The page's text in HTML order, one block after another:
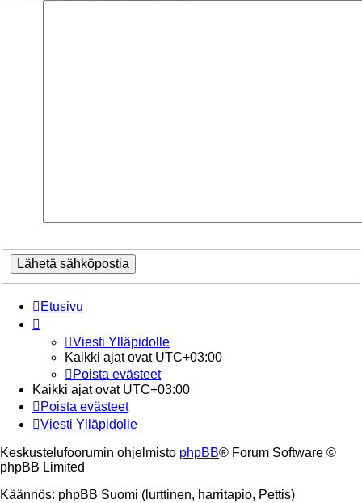
Etusivu
Viesti Ylläpidolle
Kaikki ajat ovat UTC+03:00
Poista evästeet
Kaikki ajat ovat UTC+03:00
Poista evästeet
Viesti Ylläpidolle
Keskustelufoorumin ohjelmisto phpBB® Forum Software ©
phpBB Limited
Käännös: phpBB Suomi (lurttinen, harritapio, Pettis)